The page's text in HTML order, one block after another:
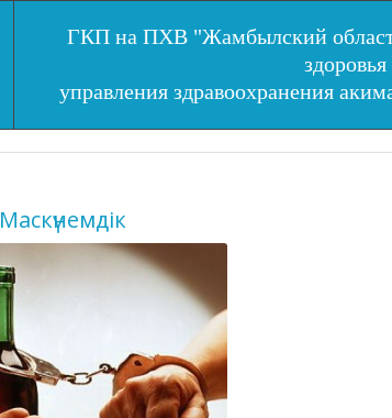
ГКП на ПХВ "Жамбылский
здоровья
управления здравоохранения
Маскүнемдік